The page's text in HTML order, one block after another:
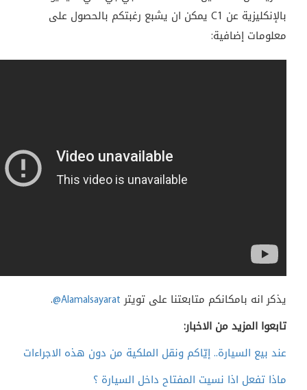
بالإنكليزية عن C1 يمكن ان يشبع رغبتكم بالحصول على
معلومات إضافية:
يذكر انه بامكانكم متابعتنا على تويتر@Alamalsayarat
.
تابعوا المزيد من الاخبار:
عند بيع السيارة.. إيّاكم ونقل الملكية من دون هذه الاجراءات
ماذا تفعل اذا نسيت المفتاح داخل السيارة ؟